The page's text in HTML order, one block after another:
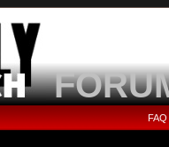
FAQ